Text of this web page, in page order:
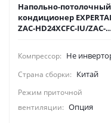
Напольно-потолочный
кондиционер
ZAC-HD24XCFC-IU/ZAC-
Компрессор: Не
Страна сборки: Китай
Режим приточной
вентиляции: Опция